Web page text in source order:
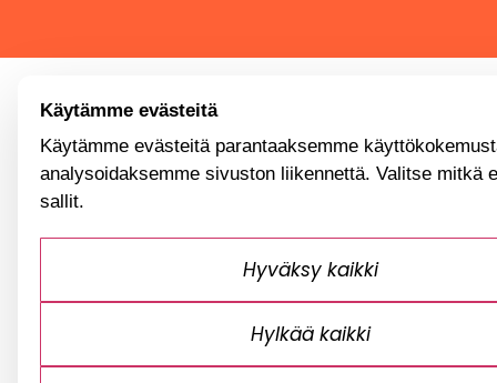
Käytämme evästeitä
Käytämme evästeitä parantaaksemme
analysoidaksemme sivuston liikennettä. Valitse mitkä
sallit.
Hyväksy kaikki
Hylkää kaikki